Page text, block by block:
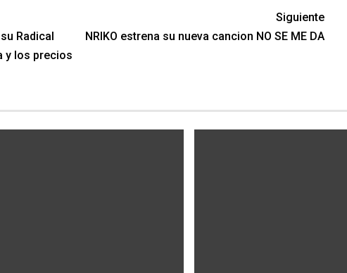
Radical
y los precios
Siguiente
NRIKO estrena su nueva cancion NO SE ME DA